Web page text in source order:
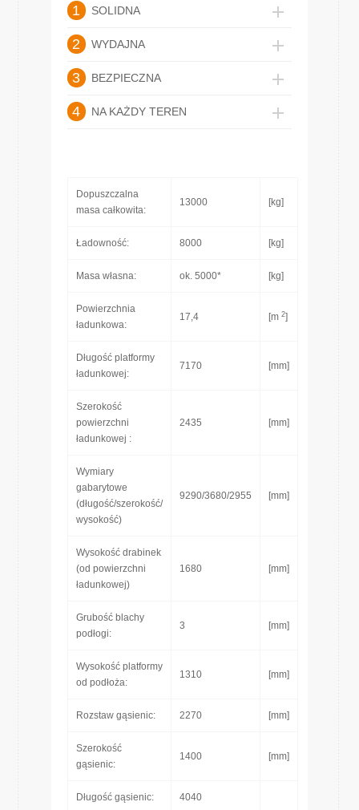
1 SOLIDNA
2 WYDAJNA
3 BEZPIECZNA
4 NA KAŻDY TEREN
Dopuszczalna
masa całkowita:
13000 [kg]
Ładowność: 8000 [kg]
Masa własna: ok. 5000* [kg]
Powierzchnia
ładunkowa:
17,4 [m 2]
Długość platformy
ładunkowej:
7170 [mm]
Szerokość
powierzchni
ładunkowej :
2435 [mm]
Wymiary
gabarytowe
(długość/szerokość/
wysokość)
9290/3680/2955 [mm]
Wysokość drabinek
(od powierzchni
ładunkowej)
1680 [mm]
Grubość blachy
podłogi:
3 [mm]
Wysokość platformy
od podłoża:
1310 [mm]
Rozstaw gąsienic: 2270 [mm]
Szerokość
gąsienic:
1400 [mm]
Długość gąsienic: 4040